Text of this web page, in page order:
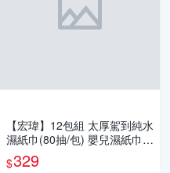
【宏瑋】12包組 太厚駕到純水
濕紙巾(80抽/包) 嬰兒濕紙巾
擦拭巾 濕巾 柔軟舒適
$329